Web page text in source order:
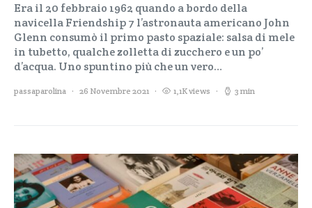
Era il 20 febbraio 1962 quando a bordo della
navicella Friendship 7 l’astronauta americano John
Glenn consumò il primo pasto spaziale: salsa di mele
in tubetto, qualche zolletta di zucchero e un po’
d’acqua. Uno spuntino più che un vero…
passaparolina 26 Novembre 2021 1,1K views 3 min